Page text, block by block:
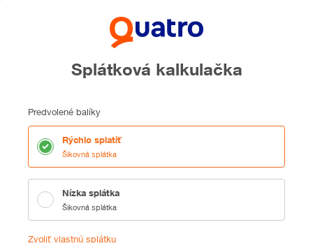
Splátková kalkulačka
Predvolené balíky
Rýchlo splatiť
Šikovná splátka
Nízka splátka
Šikovná splátka
Zvoliť vlastnú splátku